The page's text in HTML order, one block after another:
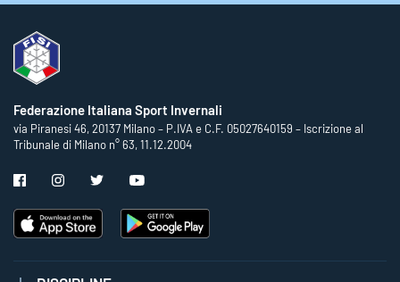
Federazione Italiana Sport Invernali
via Piranesi 46, 20137 Milano – P.IVA e C.F. 05027640159 – Iscrizione al
Tribunale di Milano n° 63, 11.12.2004